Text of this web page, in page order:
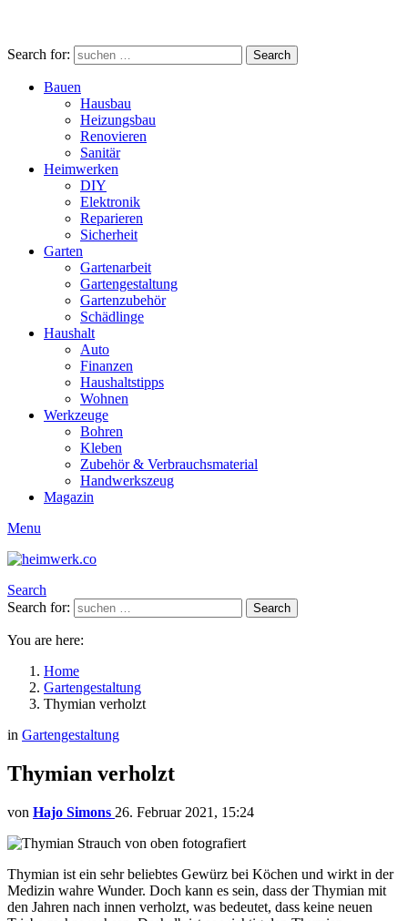
Search for: Search
Bauen
Hausbau
Heizungsbau
Renovieren
Sanitär
Heimwerken
DIY
Elektronik
Reparieren
Sicherheit
Garten
Gartenarbeit
Gartengestaltung
Gartenzubehör
Schädlinge
Haushalt
Auto
Finanzen
Haushaltstipps
Wohnen
Werkzeuge
Bohren
Kleben
Zubehör & Verbrauchsmaterial
Handwerkszeug
Magazin
Menu
Search
Search for:
Search
You are here:
Home
Gartengestaltung
Thymian verholzt
in Gartengestaltung
Thymian verholzt
von Hajo Simons 26. Februar 2021, 15:24
Thymian ist ein sehr beliebtes Gewürz bei Köchen und wirkt in der
Medizin wahre Wunder. Doch kann es sein, dass der Thymian mit
den Jahren nach innen verholzt, was bedeutet, dass keine neuen